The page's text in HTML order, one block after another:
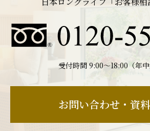
受付時間 9:00〜18:00（年中
お問い合わせ・資